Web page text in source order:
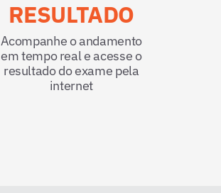
RESULTADO
Acompanhe o andamento
em tempo real e acesse o
resultado do exame pela
internet